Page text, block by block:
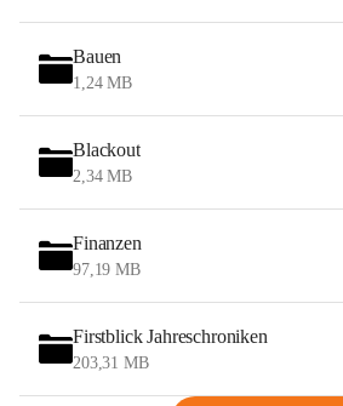
Bauen
1,24 MB
Blackout
2,34 MB
Finanzen
97,19 MB
Firstblick Jahreschroniken
203,31 MB